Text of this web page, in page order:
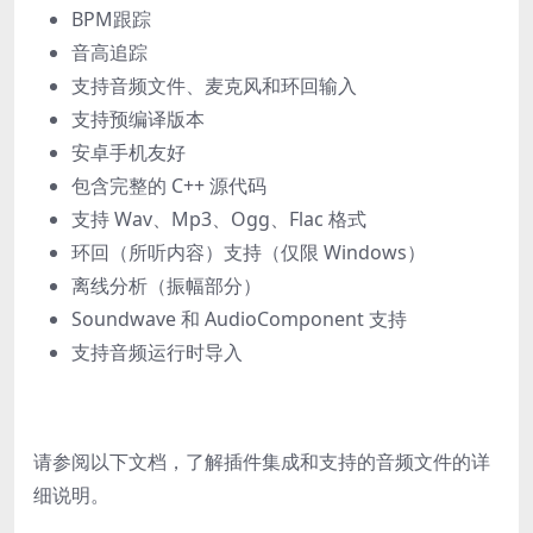
BPM跟踪
音高追踪
支持音频文件、麦克风和环回输入
支持预编译版本
安卓手机友好
包含完整的 C++ 源代码
支持 Wav、Mp3、Ogg、Flac 格式
环回（所听内容）支持（仅限 Windows）
离线分析（振幅部分）
Soundwave 和 AudioComponent 支持
支持音频运行时导入
请参阅以下文档，了解插件集成和支持的音频文件的详
细说明。